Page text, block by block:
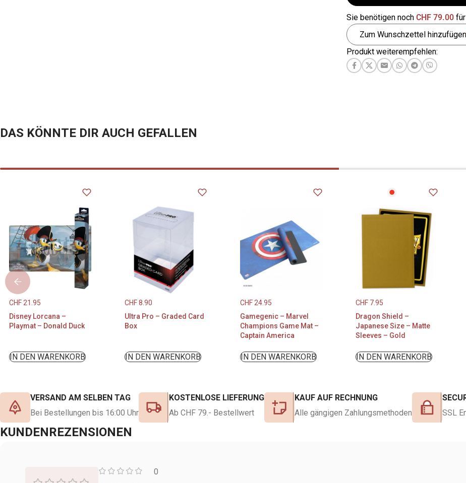
Sie benötigen nochCHF 79.00
Zum Wunschzettel
Produkt weiterempfehlen:
DAS KÖNNTE DIR AUCH GEFALLEN
CHF21.95
Disney Lorcana –
Playmat – Donald Duck
IN DEN WARENKORB
CHF8.90
Ultra Pro – Graded Card
Box
IN DEN WARENKORB
CHF24.95
Gamegenic – Marvel
Champions Game Mat –
Captain America
IN DEN WARENKORB
CHF 7.95
Dragon Shield –
Japanese Size – Matte
Sleeves – Gold
IN DEN WARENKORB
VERSAND AM SELBEN TAG
Bei Bestellungen bis 16:00 Uhr
KOSTENLOSE LIEFERUNG
Ab CHF 79.- Bestellwert
KAUF AUF RECHNUNG
Alle gängigen Zahlungsmethoden
SSL
KUNDENREZENSIONEN
0